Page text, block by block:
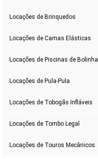
Locações de Brinquedos
Locações de Camas Elásticas
Locações de Piscinas de Bolinha
Locações de Pula-Pula
Locações de Tobogãs Infláveis
Locações de Tombo Legal
Locações de Touros Mecânicos